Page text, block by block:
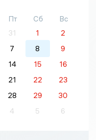
Пт Сб
Вс
31 1
2
7 8
9
14 15
16
21 22
23
28 29
30
4 5 6